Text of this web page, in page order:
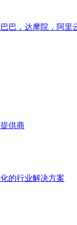
巴，达摩院，阿
供商
的行业解决方案